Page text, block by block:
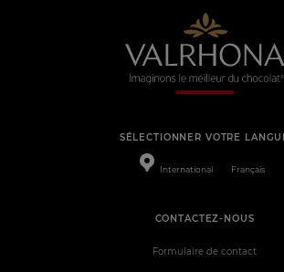
SÉLECTIONNER VOTRE
International Français
CONTACTEZ-NOUS
Formulaire de contact